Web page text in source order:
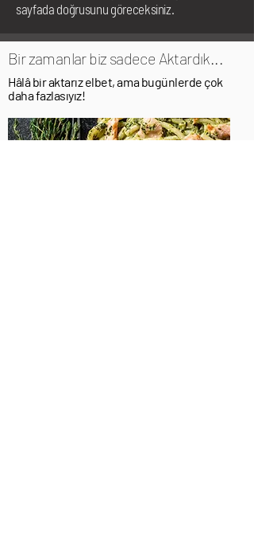
sayfada doğrusunu göreceksiniz.
Bir zamanlar biz sadece Aktardık...
Hâlâ bir aktarız elbet, ama bugünlerde çok
daha fazlasıyız!